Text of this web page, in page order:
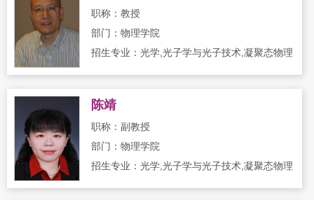
职称：教授
部门：物理学院
招生专业：光学,光子学与光子技术,凝聚态物理
陈靖
职称：副教授
部门：物理学院
招生专业：光学,光子学与光子技术,凝聚态物理